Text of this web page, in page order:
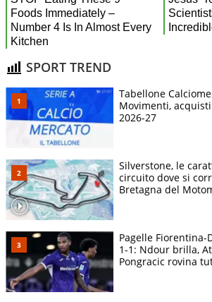
SPORT TREND
Tabellone
Movimenti,
2026-27
Silverstone, le
circuito dove si
Bretagna del
Pagelle Fiorentina-
1-1: Ndour brilla,
Pongracic rovina